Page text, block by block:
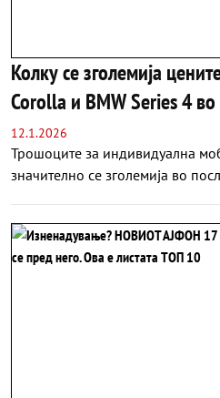
Колку се зголемија
Corolla и BMW Series 4
12.1.2026
Трошоците за индивидуална
значително се зголемија во